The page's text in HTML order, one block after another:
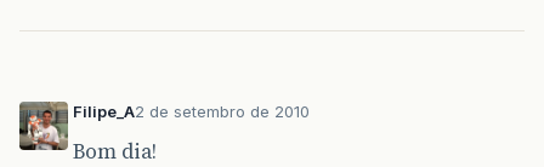
Filipe_A2 de setembro de 2010
Bom dia!